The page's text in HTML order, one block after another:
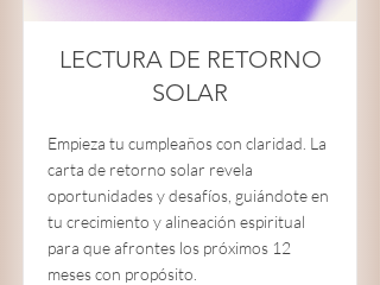
LECTURA DE RETORNO
SOLAR
Empieza tu cumpleaños con claridad. La
carta de retorno solar revela
oportunidades y desafíos, guiándote en
tu crecimiento y alineación espiritual
para que afrontes los próximos 12
meses con propósito.